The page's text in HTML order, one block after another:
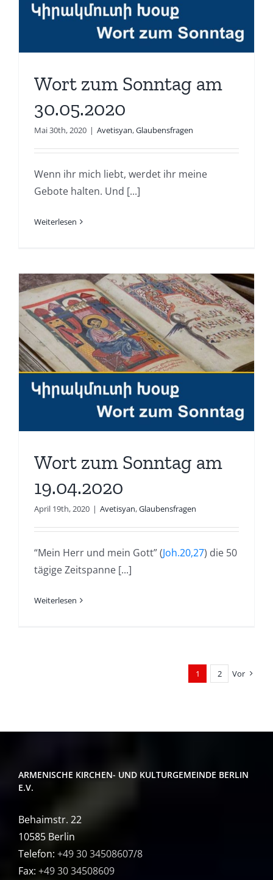
Wort zum Sonntag am
30.05.2020
Mai 30th, 2020 | Avetisyan,Glaubensfragen
Wenn ihr mich liebt, werdet ihr meine
Gebote halten. Und [...]
Weiterlesen
Wort zum Sonntag am
19.04.2020
April 19th, 2020 | Avetisyan,Glaubensfragen
“Mein Herr und mein Gott” (Joh.20,27) die 50
tägige Zeitspanne [...]
Weiterlesen
1 2 Vor
ARMENISCHE KIRCHEN- UND KULTURGEMEINDE BERLIN
E.V.
Behaimstr. 22
10585 Berlin
Telefon: +49 30 34508607/8
Fax: +49 30 34508609